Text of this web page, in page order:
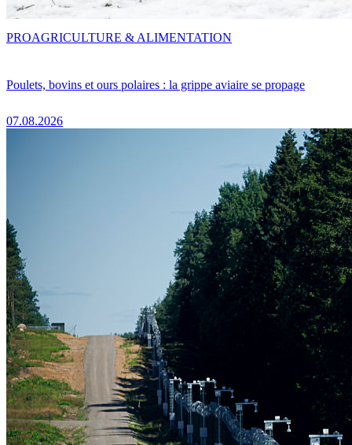
Poulets, bovins et ours polaires : la grippe aviaire se propage
07.08.2026
PROAGRICULTURE & ALIMENTATION